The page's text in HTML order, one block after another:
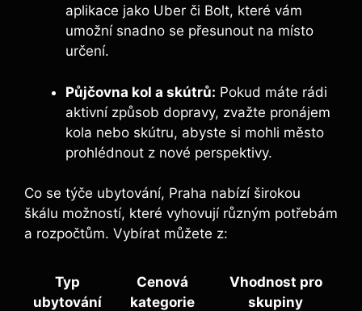
‌aplikace jako​ Uber či Bolt, které ‍vám
umožní snadno se přesunout na místo
určení.
Půjčovna kol a skútrů: Pokud máte rádi
aktivní způsob dopravy, zvažte pronájem
kola ‍nebo skútru, abyste si mohli město
prohlédnout⁢ z nové perspektivy.
Co se týče ubytování, Praha nabízí širokou
škálu⁢ možností,‌ které vyhovují různým potřebám
a rozpočtům. Vybírat můžete z:
Typ
ubytování
Cenová‌
kategorie
Vhodnost pro
⁢skupiny